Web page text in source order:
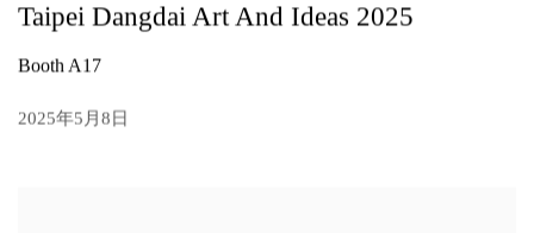
Taipei Dangdai Art And Ideas 2025
Booth A17
2025年5月8日